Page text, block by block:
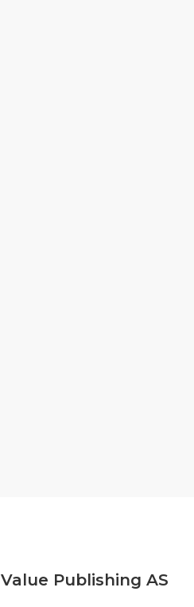
Value Publishing AS